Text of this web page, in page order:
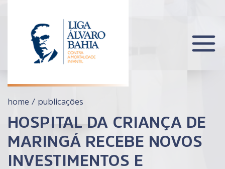
home / publicações
HOSPITAL DA CRIANÇA DE
MARINGÁ RECEBE NOVOS
INVESTIMENTOS E